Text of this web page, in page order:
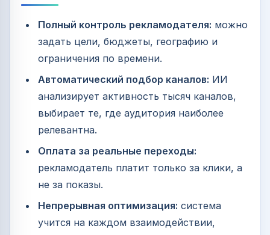
Полный контроль рекламодателя: можно
задать цели, бюджеты, географию и
ограничения по времени.
Автоматический подбор каналов: ИИ
анализирует активность тысяч каналов,
выбирает те, где аудитория наиболее
релевантна.
Оплата за реальные переходы:
рекламодатель платит только за клики, а
не за показы.
Непрерывная оптимизация: система
учится на каждом взаимодействии,